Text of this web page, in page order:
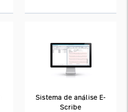
Sistema de análise E-
Scribe